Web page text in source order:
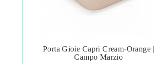
 
Porta Gioie Capri Cream-Orange |
Campo Marzio